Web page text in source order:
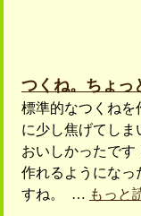
つくね。ちょっ
標準的なつくねを
に少し焦げてし
おいしかったで
作れるようになっ
すね。 … もっと